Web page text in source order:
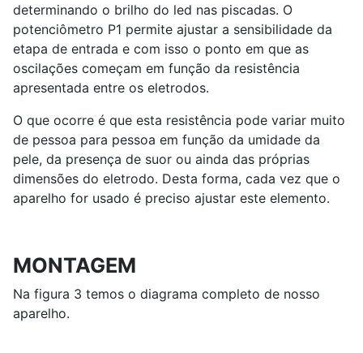
determinando o brilho do led nas piscadas. O
potenciômetro P1 permite ajustar a sensibilidade da
etapa de entrada e com isso o ponto em que as
oscilações começam em função da resistência
apresentada entre os eletrodos.
O que ocorre é que esta resistência pode variar muito
de pessoa para pessoa em função da umidade da
pele, da presença de suor ou ainda das próprias
dimensões do eletrodo. Desta forma, cada vez que o
aparelho for usado é preciso ajustar este elemento.
MONTAGEM
Na figura 3 temos o diagrama completo de nosso
aparelho.